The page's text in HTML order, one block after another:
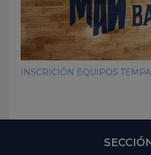
INSCRICIÓN EQUIPOS